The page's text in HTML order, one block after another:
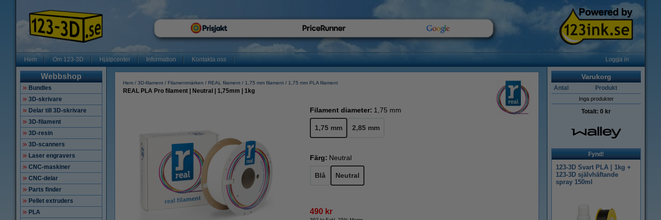
Hem Om 123-3D Hjälpcenter Information Kontakta oss Logga in
Webbshop
Bundles
3D-skrivare
Delar till 3D-skrivare
3D-filament
3D-resin
3D-scanners
Laser engravers
CNC-maskiner
CNC-delar
Parts finder
Pellet extruders
PLA
Hem 3D-filament Filamentmärken REAL filament 1,75 mm filament 1,75 mm PLA filament
REAL PLA Pro filament | Neutral | 1,75mm | 1kg
Filament diameter: 1,75 mm
1,75 mm 2,85 mm
Färg: Neutral
Blå Neutral
490 kr
Varukorg
Antal Produkt
Inga produkter
Totalt: 0 kr
Fynd!
123-3D Svart PLA | 1kg +
123-3D självhäftande
spray 150ml